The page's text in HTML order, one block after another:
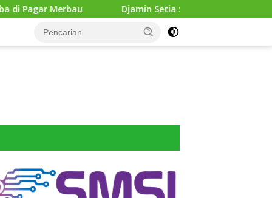
Djamin Setia Selamanya” Kenalkan Sosok Jamin